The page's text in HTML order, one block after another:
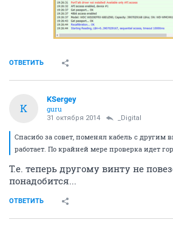
ОТВЕТИТЬ
K
KSergey
guru
31 октября 2014 _Digital
Спасибо за совет, поменял кабель с другим
работает. По крайней мере проверка идет
Т.е. теперь другому винту не
понадобится...
ОТВЕТИТЬ